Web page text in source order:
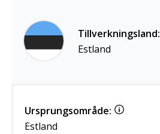
Tillverkningsland:
Estland
Ursprungsområde:
Estland